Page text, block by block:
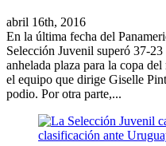
abril 16th, 2016
En la última fecha del
Selección Juvenil superó 37-
anhelada plaza para la copa
el equipo que dirige Giselle
podio. Por otra parte,...